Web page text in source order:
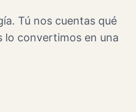
Tú nos cuentas qué
lo convertimos en una